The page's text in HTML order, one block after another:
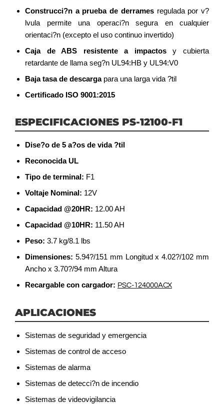
Construcci?n a prueba de derramesregulada por v?
lvula permite una operaci?n segura en cualquier
orientaci?n (excepto el uso continuo invertido)
Caja de ABS resistente a impactosy cubierta
retardante de llama seg?n UL94:HB y UL94:V0
Baja tasa de descargapara una larga vida ?til
Certificado ISO 9001:2015
ESPECIFICACIONES PS-12100-F1
Dise?o de 5 a?os de vida ?til
Reconocida UL
Tipo de terminal: F1
Voltaje Nominal: 12V
Capacidad @20HR: 12.00 AH
Capacidad @10HR: 11.50 AH
Peso: 3.7 kg/8.1 lbs
Dimensiones: 5.94?/151 mm Longitud x 4.02?/102 mm
Ancho x 3.70?/94 mm Altura
Recargable con cargador: PSC-124000ACX
APLICACIONES
Sistemas de seguridad y emergencia
Sistemas de control de acceso
Sistemas de alarma
Sistemas de detecci?n de incendio
Sistemas de videovigilancia